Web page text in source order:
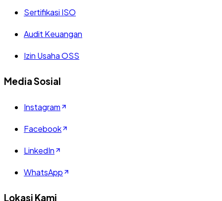
Sertifikasi ISO
Audit Keuangan
Izin Usaha OSS
Media Sosial
Instagram
Facebook
LinkedIn
WhatsApp
Lokasi Kami